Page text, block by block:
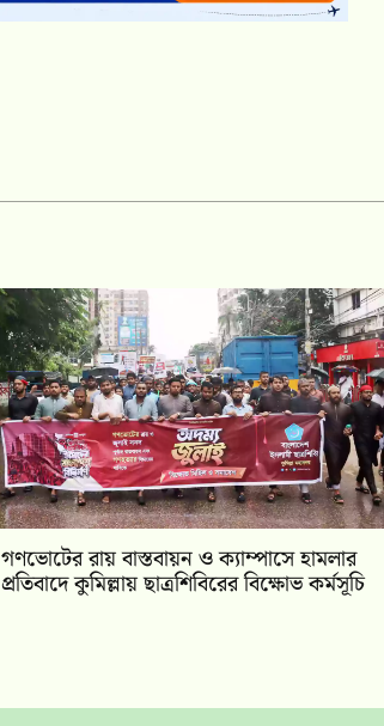
গণভোটের রায় বাস্তবায়ন ও ক্যাম্পাসে হামলার
প্রতিবাদে কুমিল্লায় ছাত্রশিবিরের বিক্ষোভ কর্মসূচি